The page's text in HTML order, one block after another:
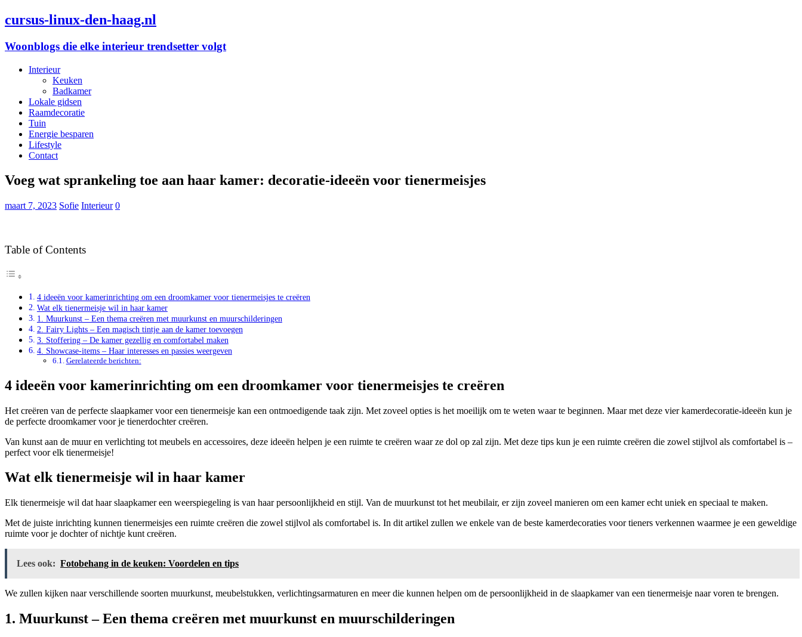
cursus-linux-den-haag.nl
Woonblogs die elke interieur trendsetter volgt
Interieur
Keuken
Badkamer
Lokale gidsen
Raamdecoratie
Tuin
Energie besparen
Lifestyle
Contact
Voeg wat sprankeling toe aan haar kamer: decoratie-ideeën voor tienermeisjes
maart 7, 2023 Sofie Interieur 0
Table of Contents
4 ideeën voor kamerinrichting om een droomkamer voor tienermeisjes te creëren
Wat elk tienermeisje wil in haar kamer
1. Muurkunst – Een thema creëren met muurkunst en muurschilderingen
2. Fairy Lights – Een magisch tintje aan de kamer toevoegen
3. Stoffering – De kamer gezellig en comfortabel maken
4. Showcase-items – Haar interesses en passies weergeven
Gerelateerde berichten:
4 ideeën voor kamerinrichting om een droomkamer voor tienermeisjes te creëren
Het creëren van de perfecte slaapkamer voor een tienermeisje kan een ontmoedigende taak zijn. Met zoveel opties is het moeilijk om te weten waar te beginnen. Maar met deze vier kamerdecoratie-ideeën kun je
de perfecte droomkamer voor je tienerdochter creëren.
Van kunst aan de muur en verlichting tot meubels en accessoires, deze ideeën helpen je een ruimte te creëren waar ze dol op zal zijn. Met deze tips kun je een ruimte creëren die zowel stijlvol als comfortabel is –
perfect voor elk tienermeisje!
Wat elk tienermeisje wil in haar kamer
Elk tienermeisje wil dat haar slaapkamer een weerspiegeling is van haar persoonlijkheid en stijl. Van de muurkunst tot het meubilair, er zijn zoveel manieren om een kamer echt uniek en speciaal te maken.
Met de juiste inrichting kunnen tienermeisjes een ruimte creëren die zowel stijlvol als comfortabel is. In dit artikel zullen we enkele van de beste kamerdecoraties voor tieners verkennen waarmee je een geweldige
ruimte voor je dochter of nichtje kunt creëren.
Lees ook: Fotobehang in de keuken: Voordelen en tips
We zullen kijken naar verschillende soorten muurkunst, meubelstukken, verlichtingsarmaturen en meer die kunnen helpen om de persoonlijkheid in de slaapkamer van een tienermeisje naar voren te brengen.
1. Muurkunst – Een thema creëren met muurkunst en muurschilderingen